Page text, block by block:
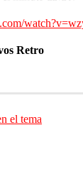
Retro
el tema